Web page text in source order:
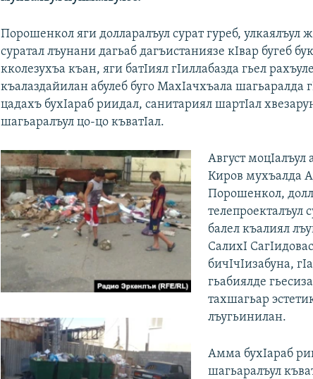
Порошенкол яги долларалъул сурат гуреб, улкаялъул
суратал лъунани дагьаб дагъистаниязе кIвар бугеб
кколезухъа къан, яги батIиял гIиллабазда гьел
къалаздайилан абулеб буго МахIачхъала шагьаралда
цадахъ бухIараб риидал, санитариял шартIал
шагьаралъул цо-цо къватIал.
Август моцIалъул
Киров мухъалда
Порошенкол,
телепроекталъул
балел къалиял
СалихI
бичIчIизабуна,
гьабиялде
тахшагьар
лъугьинилан.
Амма бухIараб
шагьаралъул